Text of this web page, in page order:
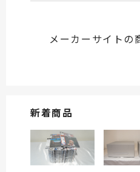
メーカーサイトの
新着商品